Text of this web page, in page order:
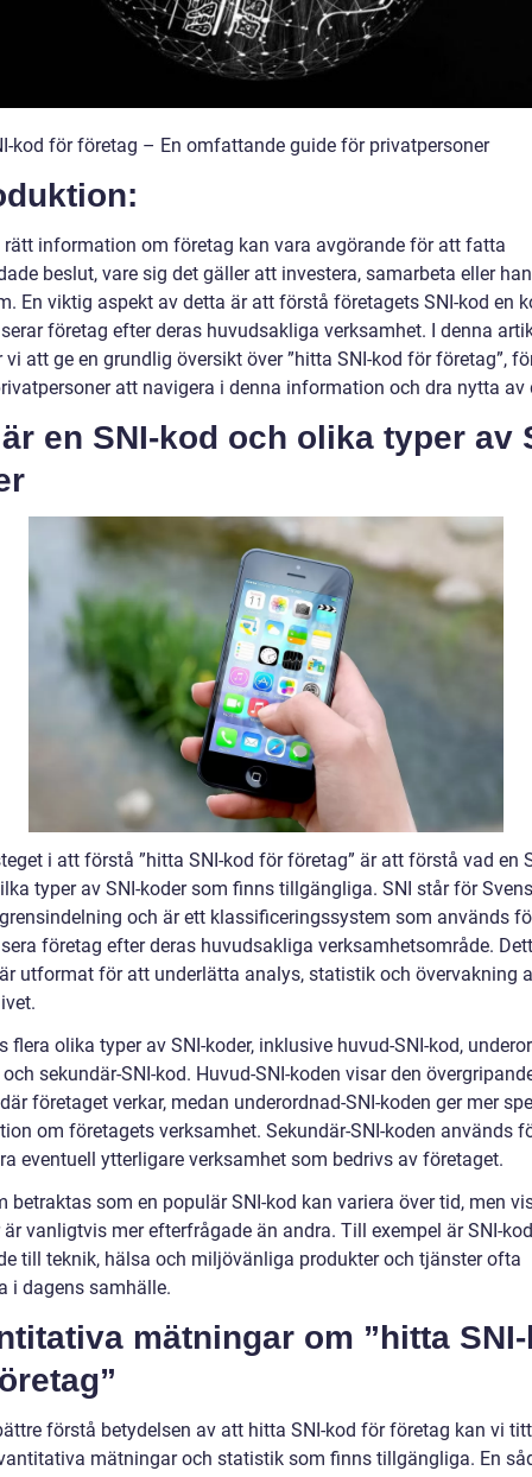
kod för företag – En omfattande guide för privatpersoner
information om företag kan vara avgörande för att fatta
beslut, vare sig det gäller att investera, samarbeta eller
En viktig aspekt av detta är att förstå företagets SNI-kod en
företag efter deras huvudsakliga verksamhet. I denna
vi att ge en grundlig översikt över ”hitta SNI-kod för företag”,
att navigera i denna information och dra nytta av
en SNI-kod och olika typer av
i att förstå ”hitta SNI-kod för företag” är att förstå vad en
typer av SNI-koder som finns tillgängliga. SNI står för
och är ett klassificeringssystem som används
företag efter deras huvudsakliga verksamhetsområde.
utformat för att underlätta analys, statistik och övervakning
flera olika typer av SNI-koder, inklusive huvud-SNI-kod,
sekundär-SNI-kod. Huvud-SNI-koden visar den
företaget verkar, medan underordnad-SNI-koden ger mer
om företagets verksamhet. Sekundär-SNI-koden används
eventuell ytterligare verksamhet som bedrivs av företaget.
betraktas som en populär SNI-kod kan variera över tid, men
är vanligtvis mer efterfrågade än andra. Till exempel är SNI-
till teknik, hälsa och miljövänliga produkter och tjänster ofta
i dagens samhälle.
mätningar om ”hitta
förstå betydelsen av att hitta SNI-kod för företag kan vi
mätningar och statistik som finns tillgängliga. En